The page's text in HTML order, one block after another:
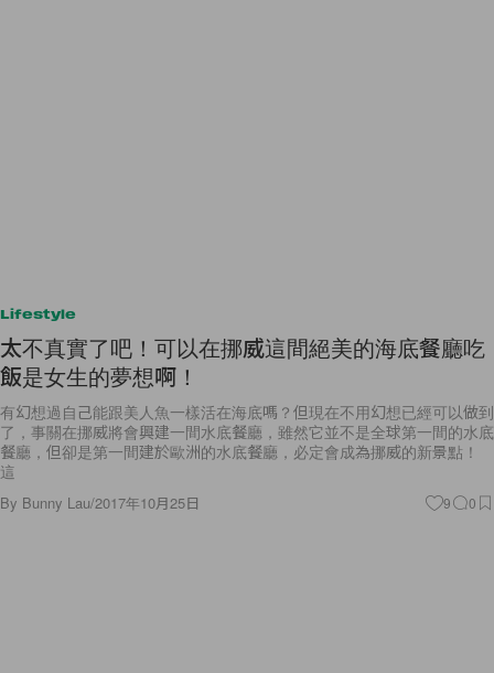
Lifestyle
太不真實了吧！可以在挪威這間絕美的海底餐廳吃
飯是女生的夢想啊！
有幻想過自己能跟美人魚一樣活在海底嗎？但現在不用幻想已經可以做到
了，事關在挪威將會興建一間水底餐廳，雖然它並不是全球第一間的水底
餐廳，但卻是第一間建於歐洲的水底餐廳，必定會成為挪威的新景點！
這
By Bunny Lau/2017年10月25日 9 0